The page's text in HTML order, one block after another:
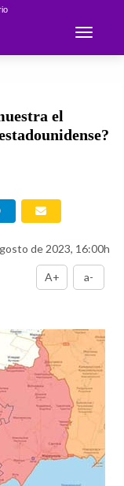
Toggle
el
de 2023, 16:00h
A+ a-